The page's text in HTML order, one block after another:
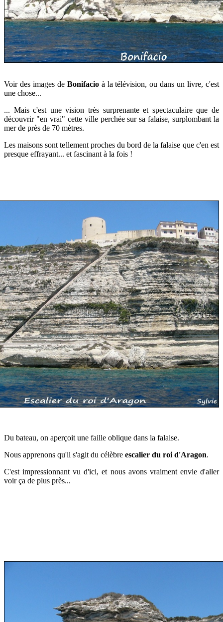
Voir des images de Bonifacioà la télévision, ou dans un livre, c'est
une chose...
... Mais c'est une vision très surprenante et spectaculaire que de
découvrir "en vrai" cette ville perchée sur sa falaise, surplombant la
mer de près de 70 mètres.
Les maisons sont tellement proches du bord de la falaise que c'en est
presque effrayant... et fascinant à la fois !
Du bateau, on aperçoit une faille oblique dans la falaise.
Nous apprenons qu'il s'agit du célèbre escalier du roi d'Aragon.
C'est impressionnant vu d'ici, et nous avons vraiment envie d'aller
voir ça de plus près...